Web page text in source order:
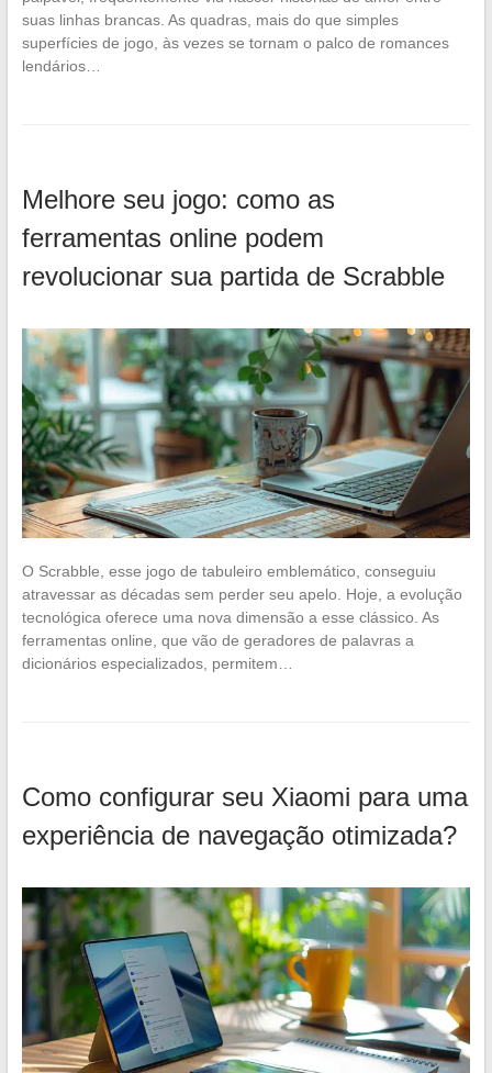
suas linhas brancas. As quadras, mais do que simples
superfícies de jogo, às vezes se tornam o palco de romances
lendários…
Melhore seu jogo: como as
ferramentas online podem
revolucionar sua partida de Scrabble
O Scrabble, esse jogo de tabuleiro emblemático, conseguiu
atravessar as décadas sem perder seu apelo. Hoje, a evolução
tecnológica oferece uma nova dimensão a esse clássico. As
ferramentas online, que vão de geradores de palavras a
dicionários especializados, permitem…
Como configurar seu Xiaomi para uma
experiência de navegação otimizada?